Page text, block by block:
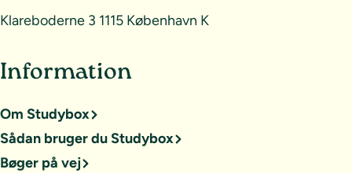
Klareboderne 3 1115 København K
Information
Om Studybox
Sådan bruger du Studybox
Bøger på vej